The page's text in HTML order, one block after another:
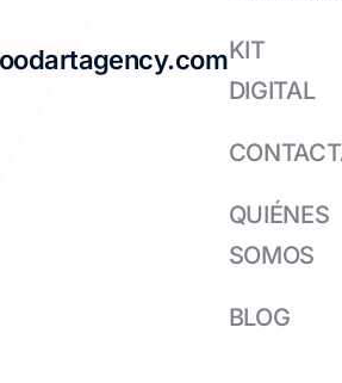
KIT
DIGITAL
QUIÉNES
SOMOS
BLOG